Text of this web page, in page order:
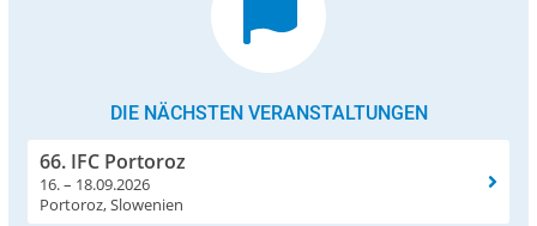
DIE NÄCHSTEN VERANSTALTUNGEN
66. IFC Portoroz
16. – 18.09.2026
Portoroz, Slowenien